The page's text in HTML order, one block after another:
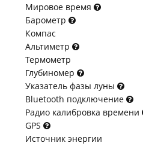
Мировое время
Барометр
Компас
Альтиметр
Термометр
Глубиномер
Указатель фазы луны
Bluetooth подключение
Радио калибровка времени
GPS
Источник энергии